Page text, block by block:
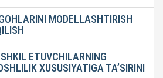
MODELLASHTIRISH
ETUVCHILARNING
XUSUSIYATIGA TA’SIRINI